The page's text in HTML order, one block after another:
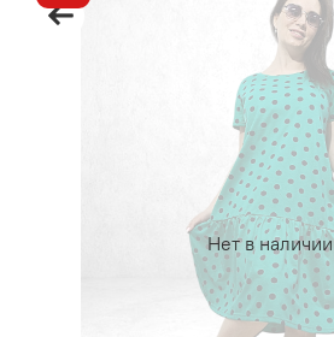
Нет в наличии